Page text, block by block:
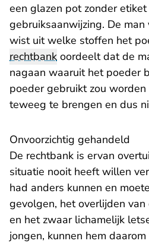
een glazen pot zonder
gebruiksaanwijzing. De
wist uit welke stoffen het
rechtbank oordeelt dat de
nagaan waaruit het poeder
poeder gebruikt zou
teweeg te brengen en dus
Onvoorzichtig gehandeld
De rechtbank is ervan
situatie nooit heeft willen
had anders kunnen en
gevolgen, het overlijden
en het zwaar lichamelijk
jongen, kunnen hem